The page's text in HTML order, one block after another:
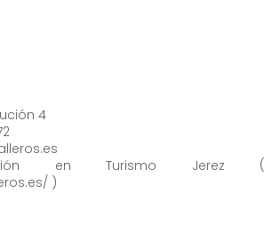
4
en Turismo Jerez (
)